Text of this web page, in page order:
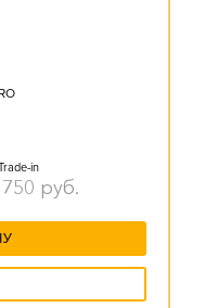
in
руб.